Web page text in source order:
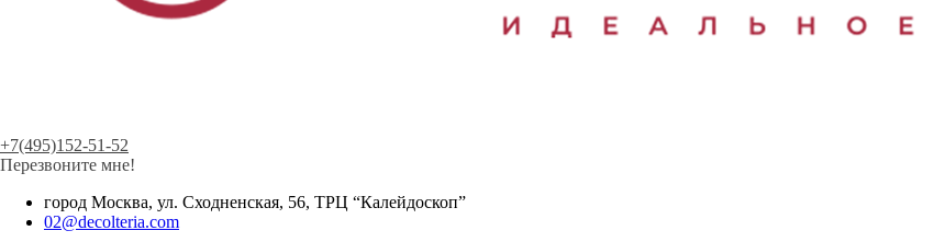
+7(495)152-51-52
Перезвоните мне!
город Москва, ул. Сходненская, 56, ТРЦ “Калейдоскоп”
02@decolteria.com